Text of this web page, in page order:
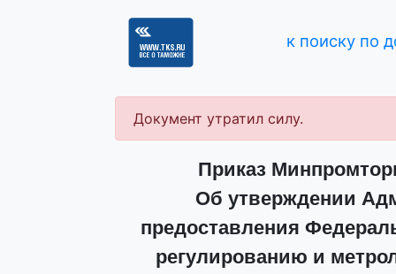
к поиску по
Документ утратил силу.
Приказ
Об утверждении
предоставления
регулированию и